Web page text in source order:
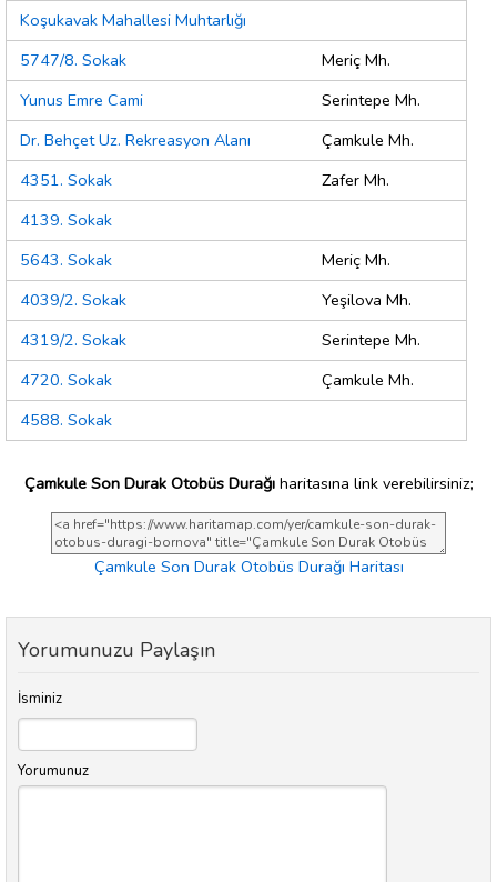
Koşukavak Mahallesi Muhtarlığı
5747/8. Sokak
Meriç Mh.
Yunus Emre Cami
Serintepe Mh.
Dr. Behçet Uz. Rekreasyon Alanı
Çamkule Mh.
4351. Sokak
Zafer Mh.
4139. Sokak
5643. Sokak
Meriç Mh.
4039/2. Sokak
Yeşilova Mh.
4319/2. Sokak
Serintepe Mh.
4720. Sokak
Çamkule Mh.
4588. Sokak
Çamkule Son Durak Otobüs Durağıharitasına link verebilirsiniz;
Çamkule Son Durak Otobüs Durağı Haritası
Yorumunuzu Paylaşın
İsminiz
Yorumunuz